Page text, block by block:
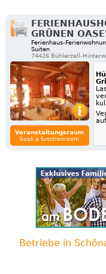
GRÜNEN
Ferienhaus-
Suiten
74426 Bühlerzell-
Veranstaltungsraum
book a functionroom
Betriebe in